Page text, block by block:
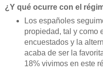
¿Y qué ocurre con el
Los españoles
propiedad, tal y como
encuestados y la
acaba de ser la
18% vivimos en este